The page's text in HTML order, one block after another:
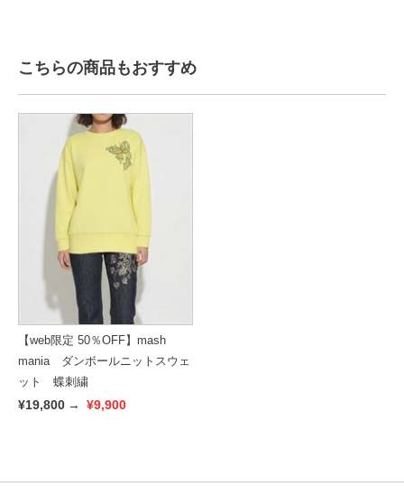
こちらの商品もおすすめ
【web限定 50％OFF】mash
mania ダンボールニットスウェ
ット 蝶刺繍
¥19,800 → ¥9,900